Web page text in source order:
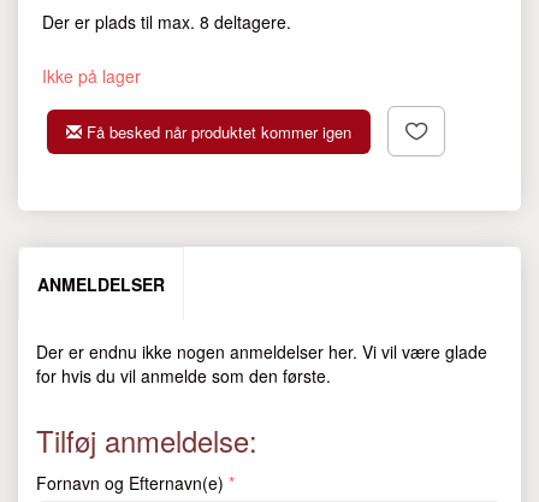
Der er plads til max. 8 deltagere.
Ikke på lager
Få besked når produktet kommer igen
ANMELDELSER
Der er endnu ikke nogen anmeldelser her. Vi vil være glade
for hvis du vil anmelde som den første.
Tilføj anmeldelse:
Fornavn og Efternavn(e)